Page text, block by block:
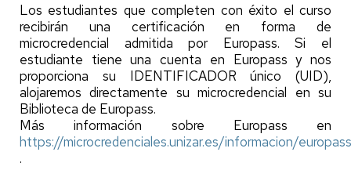
Los estudiantes que completen con éxito el curso
recibirán una certificación en forma de
microcredencial admitida por Europass. Si el
estudiante tiene una cuenta en Europass y nos
proporciona su IDENTIFICADOR único (UID),
alojaremos directamente su microcredencial en su
Biblioteca de Europass.
Más información sobre Europass en
https://microcredenciales.unizar.es/informacion/europass
.